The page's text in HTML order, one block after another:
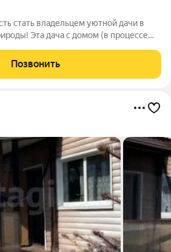
стать владельцем уютной дачи в
Эта дача с домом (в процессе
Здесь вы сможете наслаждаться
находясь
Позвонить